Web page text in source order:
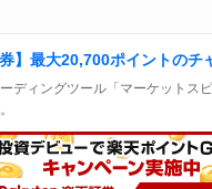
券】最大20,700ポイントのチ
ディングツール「マーケットス